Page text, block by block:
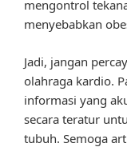
mengontrol
menyebabkan
Jadi, jangan
olahraga kardio.
informasi yang
secara teratur
tubuh. Semoga